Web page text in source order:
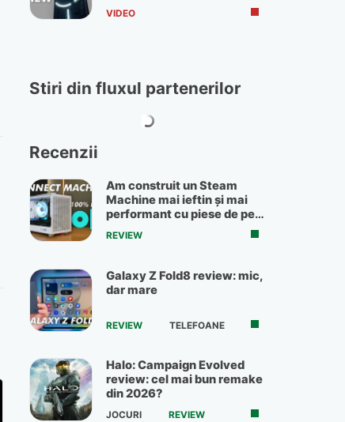
VIDEO
Stiri din fluxul partenerilor
Recenzii
Am construit un Steam
Machine mai ieftin și mai
performant cu piese de pe
OLX
REVIEW
Galaxy Z Fold8 review: mic,
dar mare
REVIEW TELEFOANE
Halo: Campaign Evolved
review: cel mai bun remake
din 2026?
JOCURI REVIEW